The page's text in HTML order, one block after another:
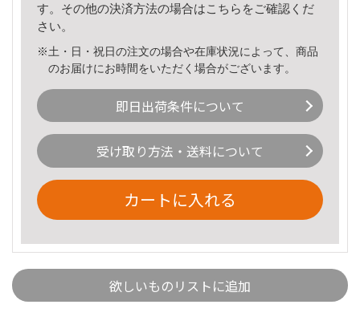
す。その他の決済方法の場合はこちら をご確認くだ
さい。
※土・日・祝日の注文の場合や在庫状況によって、商品
のお届けにお時間をいただく場合がございます。
即日出荷条件について
受け取り方法・送料について
カートに入れる
欲しいものリストに追加